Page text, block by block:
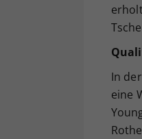
In
eine